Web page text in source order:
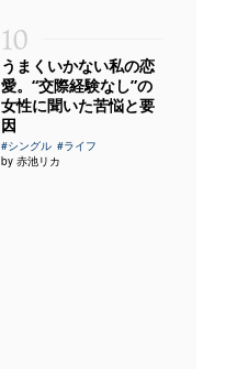
10
うまくいかない私の恋
愛。“交際経験なし”の
女性に聞いた苦悩と要
因
#シングル #ライフ
by 赤池リカ